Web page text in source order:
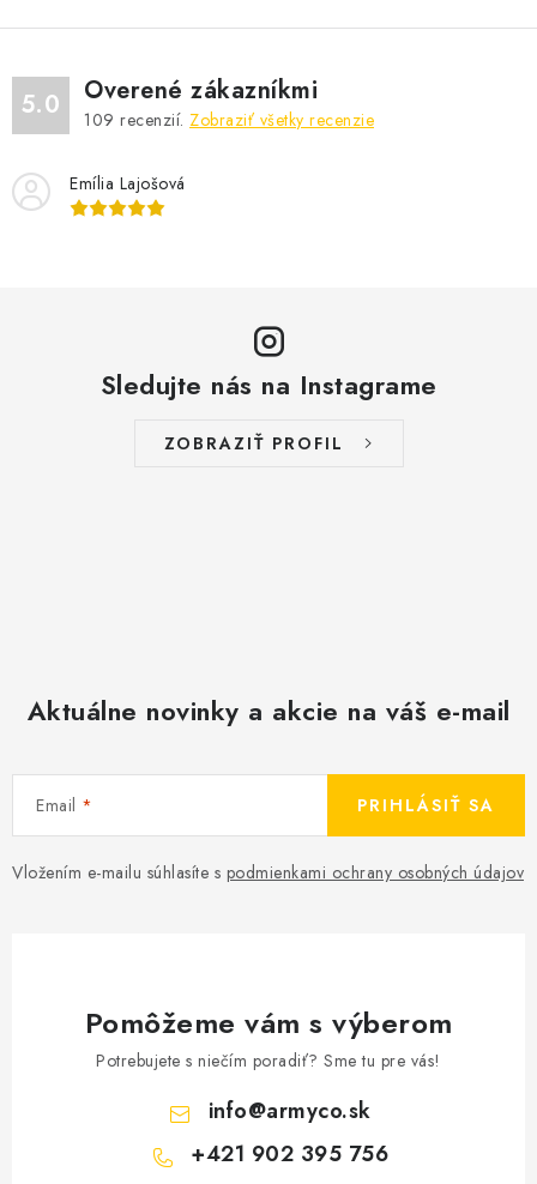
5.0 Overené zákazníkmi
109 recenzií. Zobraziť všetky recenzie
Emília Lajošová
Sledujte nás na Instagrame
ZOBRAZIŤ PROFIL
Aktuálne novinky a akcie na váš e-mail
Email
Vložením e-mailu súhlasíte s podmienkami ochrany osobných údajov
PRIHLÁSIŤ SA
Pomôžeme vám s výberom
Potrebujete s niečím poradiť? Sme tu pre vás!
info@armyco.sk
+421 902 395 756